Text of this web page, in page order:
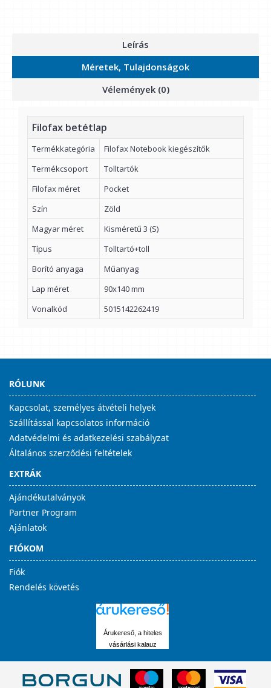
Leírás
Méretek, Tulajdonságok
Vélemények (0)
Filofax betétlap
Termékkategória
Filofax Notebook kiegészítők
Termékcsoport
Tolltartók
Filofax méret
Pocket
Szín
Zöld
Magyar méret
Kisméretű 3 (S)
Típus
Tolltartó+toll
Borító anyaga
Műanyag
Lap méret
90x140 mm
Vonalkód
5015142262419
RÓLUNK
Kapcsolat, személyes átvételi helyek
Szállítással kapcsolatos információ
Adatvédelmi és adatkezelési szabályzat
Általános szerződési feltételek
EXTRÁK
Ajándékutalványok
Partner Program
Ajánlatok
FIÓKOM
Fiók
Rendelés követés
Árukereső, a hiteles
vásárlási kalauz